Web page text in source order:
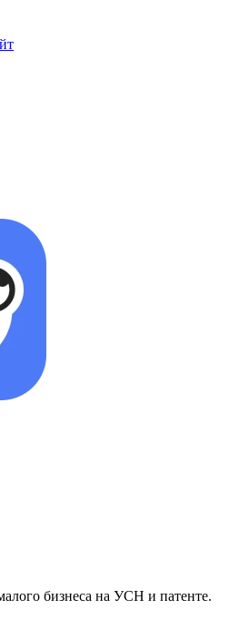
бизнеса на УСН и патенте.